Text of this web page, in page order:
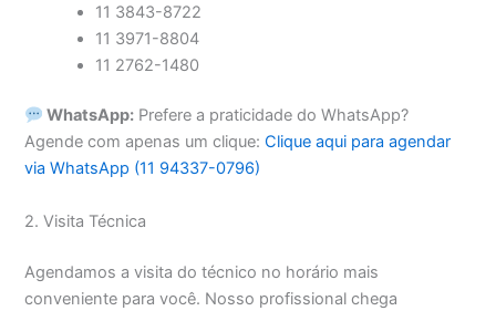
11 3843-8722
11 3971-8804
11 2762-1480
WhatsApp: Prefere a praticidade do WhatsApp?
Agende com apenas um clique:Clique aqui para agendar
via WhatsApp (11 94337-0796)
2. Visita Técnica
Agendamos a visita do técnico no horário mais
conveniente para você. Nosso profissional chega